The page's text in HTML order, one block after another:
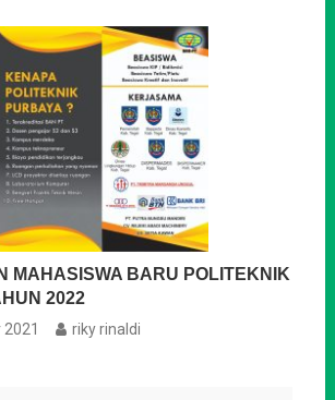
MAHASISWA BARU POLITEKNIK
2022
riky rinaldi